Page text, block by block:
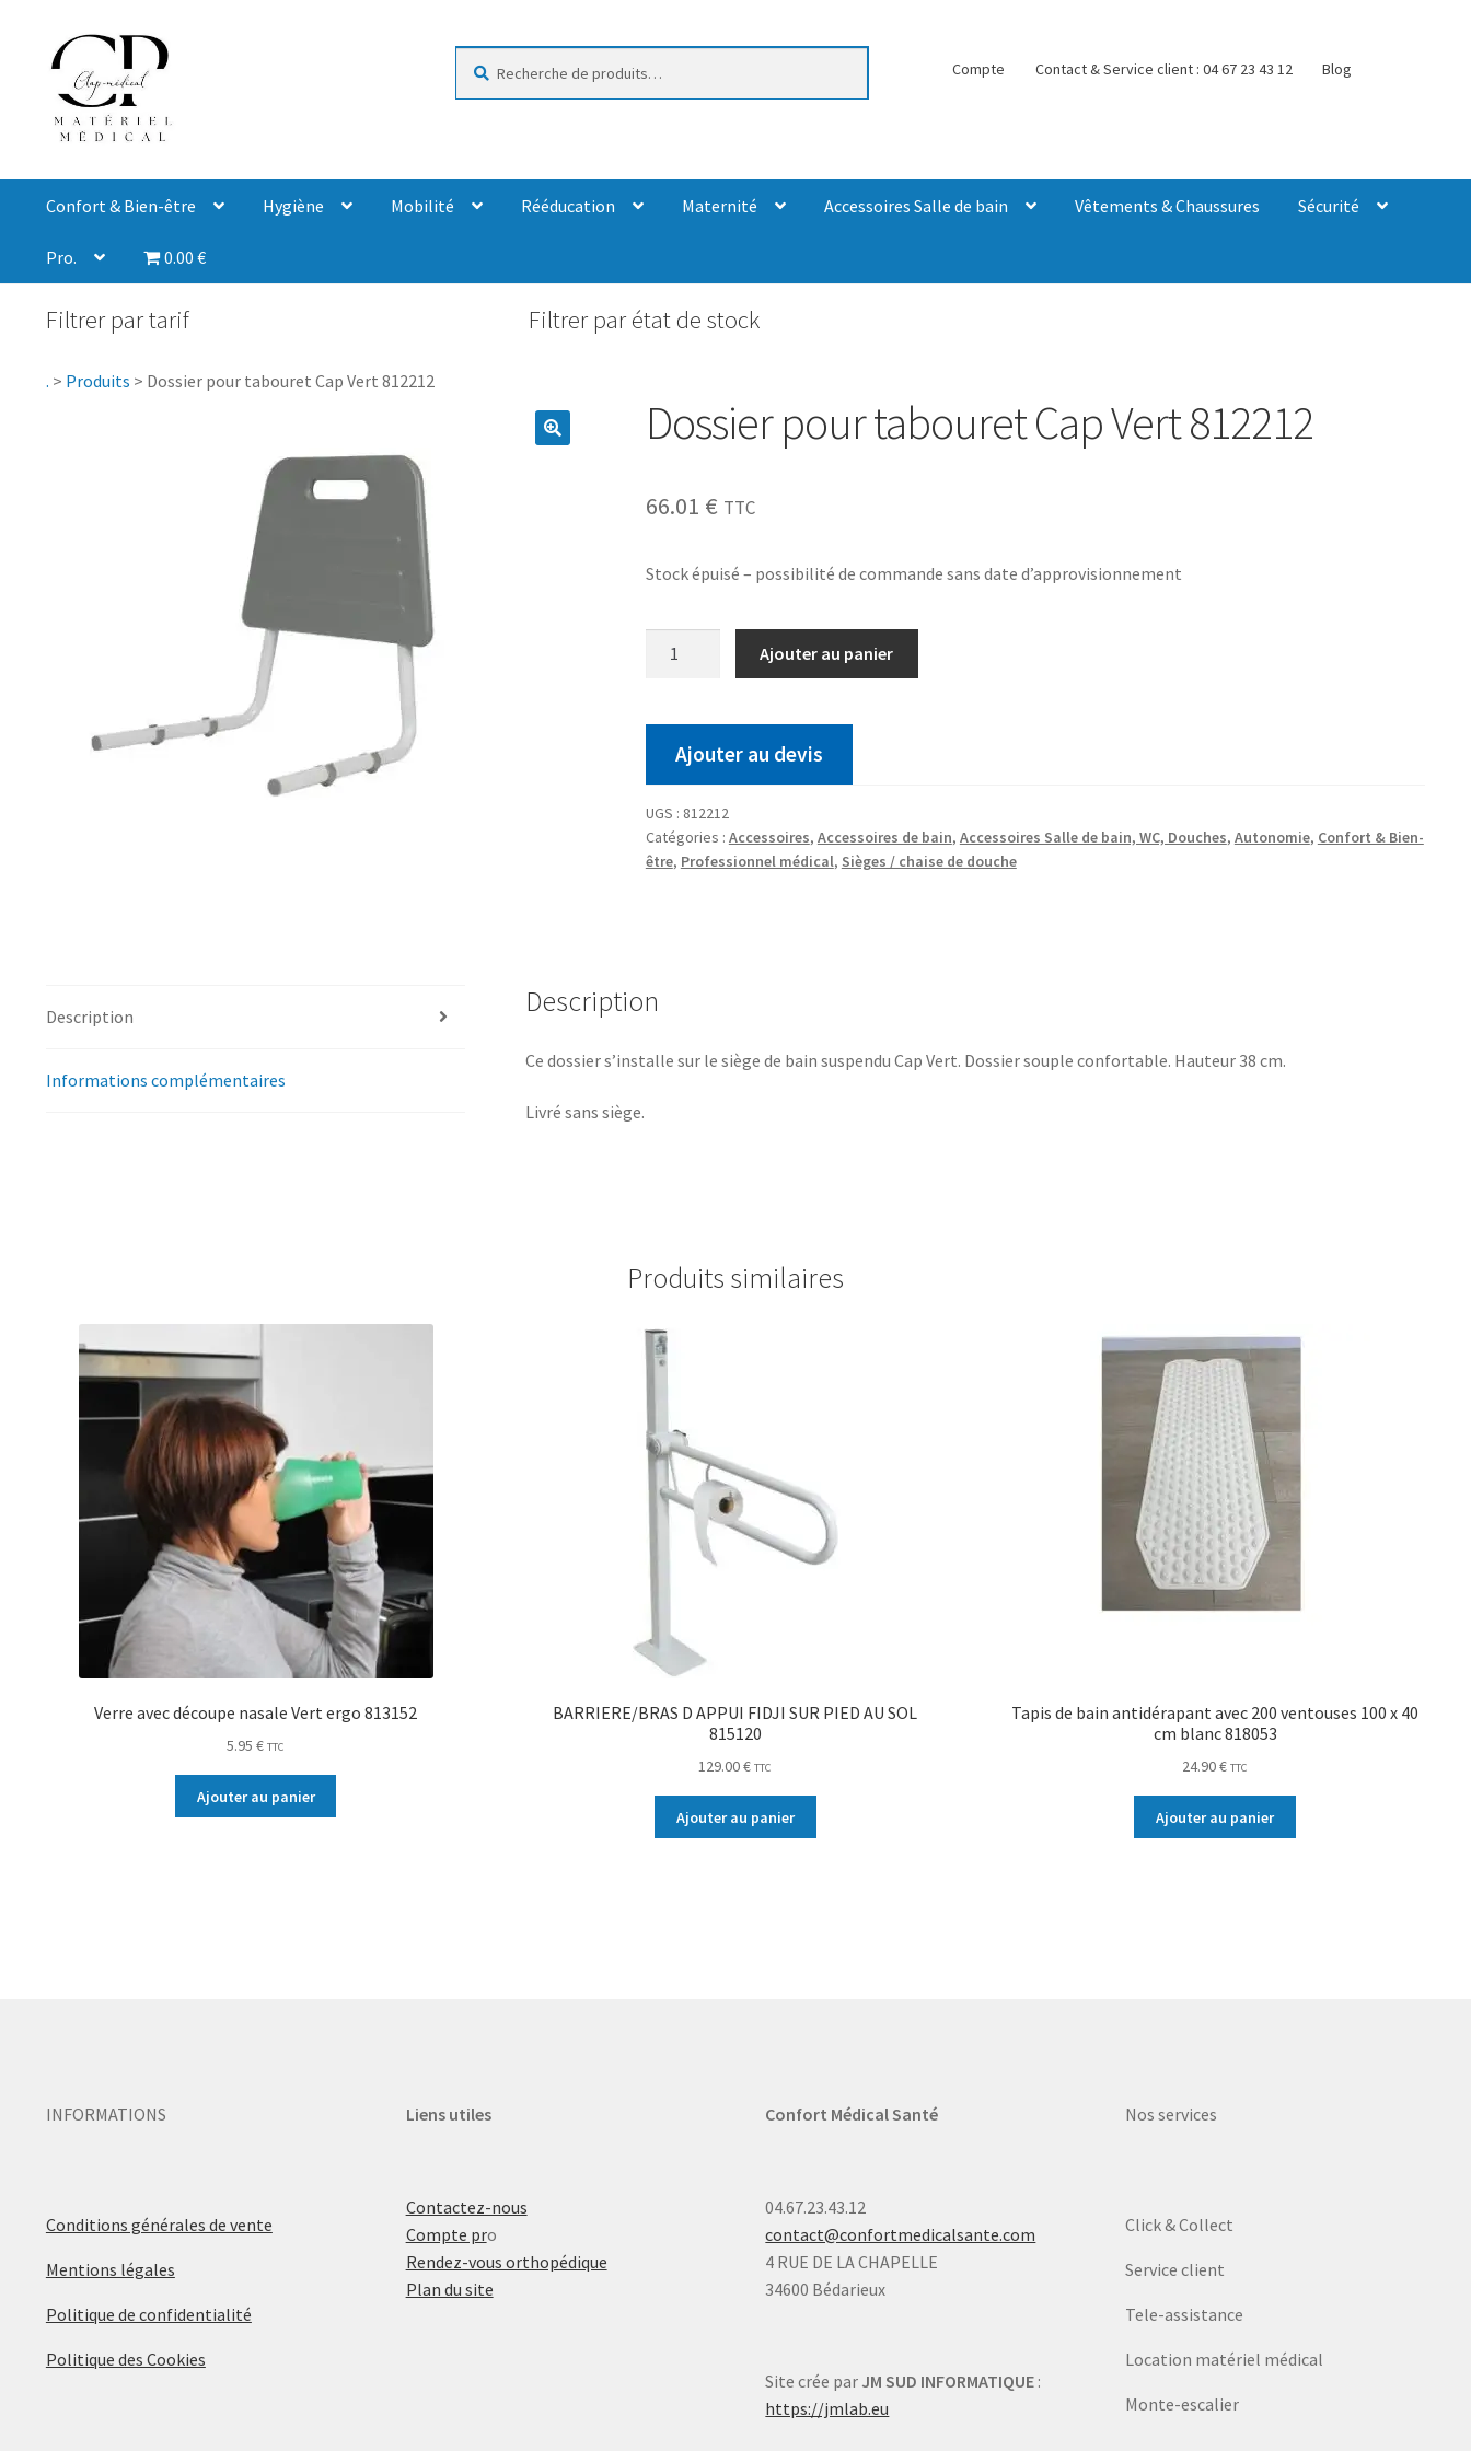
Compte Contact & Service client : 04 67 23 43 12 Blog
Confort & Bien-être Hygiène Mobilité Rééducation Maternité Accessoires Salle de bain Vêtements & Chaussures Sécurité
Pro. 0.00 €
Filtrer par tarif Filtrer par état de stock
. > Produits > Dossier pour tabouret Cap Vert 812212
Dossier pour tabouret Cap Vert 812212
66.01 € TTC
Stock épuisé – possibilité de commande sans date d’approvisionnement
Ajouter au panier
Ajouter au devis
UGS : 812212
Catégories : Accessoires, Accessoires de bain, Accessoires Salle de bain, WC, Douches, Autonomie, Confort & Bien-
être, Professionnel médical, Sièges / chaise de douche
Description
Informations complémentaires
Description
Ce dossier s’installe sur le siège de bain suspendu Cap Vert. Dossier souple confortable. Hauteur 38 cm.
Livré sans siège.
Produits similaires
Verre avec découpe nasale Vert ergo 813152
5.95€ TTC
Ajouter au panier
BARRIERE/BRAS D APPUI FIDJI SUR PIED AU SOL
815120
129.00€ TTC
Ajouter au panier
Tapis de bain antidérapant avec 200 ventouses 100 x 40
cm blanc 818053
24.90€ TTC
Ajouter au panier
INFORMATIONS
Conditions générales de vente
Mentions légales
Politique de confidentialité
Politique des Cookies
Liens utiles
Contactez-nous
Compte pro
Rendez-vous orthopédique
Plan du site
Confort Médical Santé
04.67.23.43.12
contact@confortmedicalsante.com
4 RUE DE LA CHAPELLE
34600 Bédarieux
Site crée par JM SUD INFORMATIQUE :
https://jmlab.eu
Nos services
Click & Collect
Service client
Tele-assistance
Location matériel médical
Monte-escalier